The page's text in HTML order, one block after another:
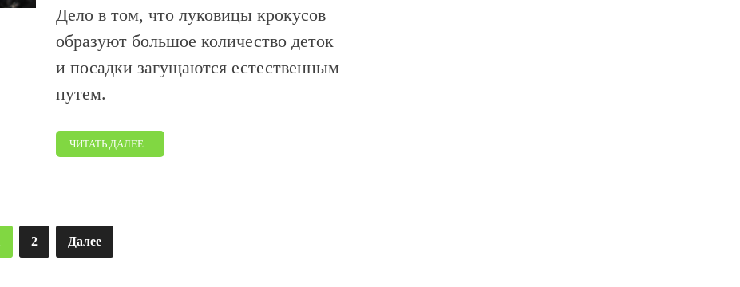
Дело в том, что луковицы крокусов
образуют большое количество деток
и посадки загущаются естественным
путем.
ЧИТАТЬ ДАЛЕЕ...
2 Далее